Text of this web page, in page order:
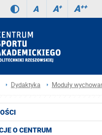
A A+ A++
Dydaktyka Moduły
O CENTRUM